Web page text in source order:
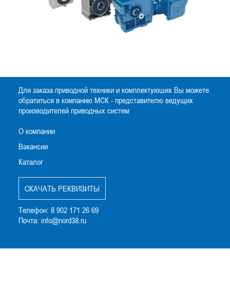
Для заказа приводной техники и комплектуюших Вы можете
обратиться в компанию МСК - представителю ведущих
производителей приводных систем
О компании
Вакансии
Каталог
CКАЧАТЬ РЕКВИЗИТЫ
Телефон: 8 902 171 26 69
Почта: info@nord38.ru